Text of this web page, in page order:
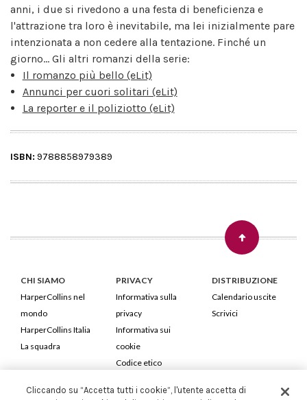
anni, i due si rivedono a una festa di beneficienza e
l'attrazione tra loro è inevitabile, ma lei inizialmente pare
intenzionata a non cedere alla tentazione. Finché un
giorno... Gli altri romanzi della serie:
Il romanzo più bello (eLit)
Annunci per cuori solitari (eLit)
La reporter e il poliziotto (eLit)
ISBN: 9788858979389
CHI SIAMO
HarperCollins nel
mondo
HarperCollins Italia
La squadra
PRIVACY
Informativa sulla
privacy
Informativa sui
cookie
Codice etico
DISTRIBUZIONE
Calendario uscite
Scrivici
HarperCollins Italia S.p.A. Viale Monte Nero, 84 - 20135 Milano
Cliccando su “Accetta tutti i cookie”, l'utente accetta di